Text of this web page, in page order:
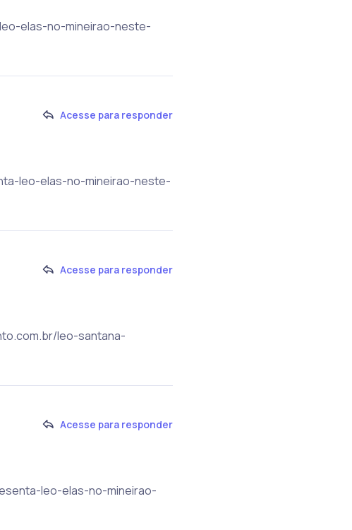
elas-no-mineirao-neste-
Acesse para responder
leo-elas-no-mineirao-neste-
Acesse para responder
leo-santana-
Acesse para responder
leo-elas-no-mineirao-